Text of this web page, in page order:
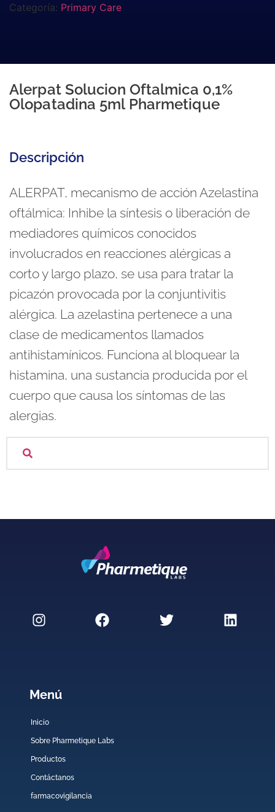
Categoría: Primary Care
Alerpat Solucion Oftalmica 0,1%
Olopatadina 5ml Pharmetique
Descripción
ALERPAT, mecanismo de acción Azelastina
oftálmica: Inhibe la síntesis o liberación de
mediadores químicos conocidos
involucrados en reacciones alérgicas a
corto y largo plazo, se usa para tratar la
picazón provocada por la conjuntivitis
alérgica. La azelastina pertenece a una
clase de medicamentos llamados
antihistamínicos. Funciona al bloquear la
histamina, una sustancia producida por el
cuerpo que causa los síntomas de las
alergias.
Menú
Inicio
Sobre Pharmetique Labs
Productos
Contáctanos
farmacovigilancia